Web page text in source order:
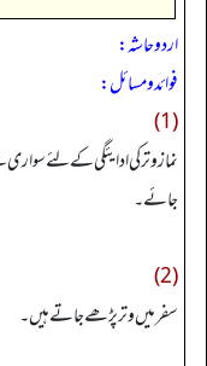
اردو حاشہ:
فوائد و مسائل:
(1)
نماز وتر کی ادایئگی کے لئے
جائے۔
(2)
سفر میں وتر پڑھے جاتے ہیں۔